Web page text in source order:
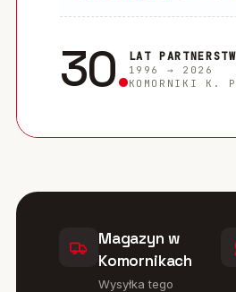
30.LAT
1996 → 2026
KOMORNIKI K.
Magazyn w
Komornikach
Wysyłka tego